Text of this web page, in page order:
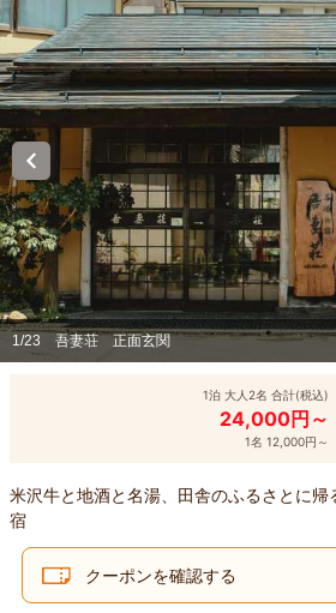
1/23 吾妻荘 正面玄関
1泊 大人2名 合計(税込)
24,000円～
1名 12,000円～
米沢牛と地酒と名湯、田舎のふるさとに
宿
クーポンを確認する